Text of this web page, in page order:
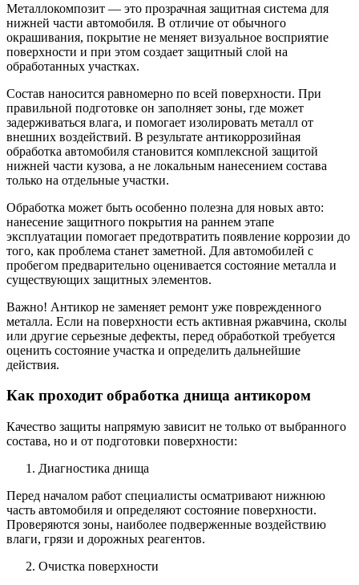
Металлокомпозит — это прозрачная защитная система для
нижней части автомобиля. В отличие от обычного
окрашивания, покрытие не меняет визуальное восприятие
поверхности и при этом создает защитный слой на
обработанных участках.
Состав наносится равномерно по всей поверхности. При
правильной подготовке он заполняет зоны, где может
задерживаться влага, и помогает изолировать металл от
внешних воздействий. В результате антикоррозийная
обработка автомобиля становится комплексной защитой
нижней части кузова, а не локальным нанесением состава
только на отдельные участки.
Обработка может быть особенно полезна для новых авто:
нанесение защитного покрытия на раннем этапе
эксплуатации помогает предотвратить появление коррозии до
того, как проблема станет заметной. Для автомобилей с
пробегом предварительно оценивается состояние металла и
существующих защитных элементов.
Важно! Антикор не заменяет ремонт уже поврежденного
металла. Если на поверхности есть активная ржавчина, сколы
или другие серьезные дефекты, перед обработкой требуется
оценить состояние участка и определить дальнейшие
действия.
Как проходит обработка днища антикором
Качество защиты напрямую зависит не только от выбранного
состава, но и от подготовки поверхности:
Диагностика днища
Перед началом работ специалисты осматривают нижнюю
часть автомобиля и определяют состояние поверхности.
Проверяются зоны, наиболее подверженные воздействию
влаги, грязи и дорожных реагентов.
Очистка поверхности